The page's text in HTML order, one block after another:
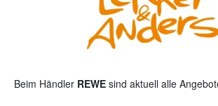
Beim Händler REWE sind aktuell alle